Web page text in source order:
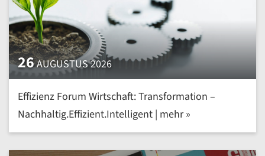
26AUGUSTUS 2026
Effizienz Forum Wirtschaft: Transformation –
Nachhaltig.Effizient.Intelligent | mehr »